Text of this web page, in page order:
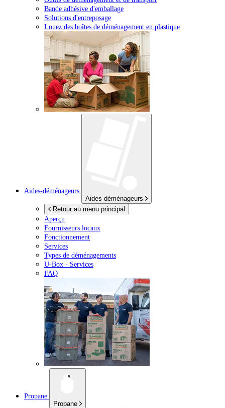
Bande adhésive d'emballage
Solutions d'entreposage
Louez des boîtes de déménagement en plastique
Aides-déménageurs
Aides-déménageurs
Retour au menu principal
Aperçu
Fournisseurs locaux
Fonctionnement
Services
Types de déménagements
U-Box - Services
FAQ
Propane
Propane